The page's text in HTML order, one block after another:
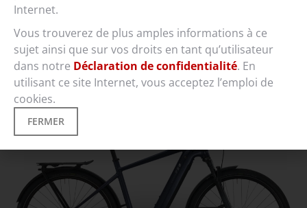
eGiro GT 600Wh
Gor - stone-grey
Internet.
Vous trouverez de plus amples informations à ce
sujet ainsi que sur vos droits en tant qu’utilisateur
dans notre Déclaration de confidentialité. En
utilisant ce site Internet, vous acceptez l’emploi de
cookies.
FERMER